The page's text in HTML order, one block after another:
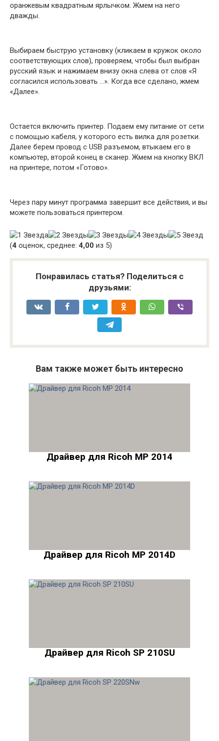
оранжевым квадратным ярлычком. Жмем на него
дважды.
Выбираем быструю установку (кликаем в кружок около
соответствующих слов), проверяем, чтобы был выбран
русский язык и нажимаем внизу окна слева от слов «Я
согласился использовать …». Когда все сделано, жмем
«Далее».
Остается включить принтер. Подаем ему питание от сети
с помощью кабеля, у которого есть вилка для розетки.
Далее берем провод с USB разъемом, втыкаем его в
компьютер, второй конец в сканер. Жмем на кнопку ВКЛ
на принтере, потом «Готово».
Через пару минут программа завершит все действия, и вы
можете пользоваться принтером.
(4 оценок, среднее: 4,00 из 5)
Понравилась статья? Поделиться с
друзьями:
Вам также может быть интересно
Драйвер для Ricoh MP 2014
Драйвер для Ricoh MP 2014D
Драйвер для Ricoh SP 210SU